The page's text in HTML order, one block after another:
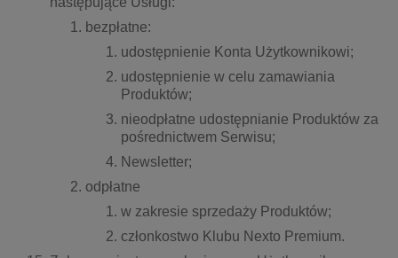
bezpłatne:
udostępnienie Konta Użytkownikowi;
udostępnienie w celu zamawiania
Produktów;
nieodpłatne udostępnianie Produktów za
pośrednictwem Serwisu;
Newsletter;
odpłatne
w zakresie sprzedaży Produktów;
członkostwo Klubu Nexto Premium.